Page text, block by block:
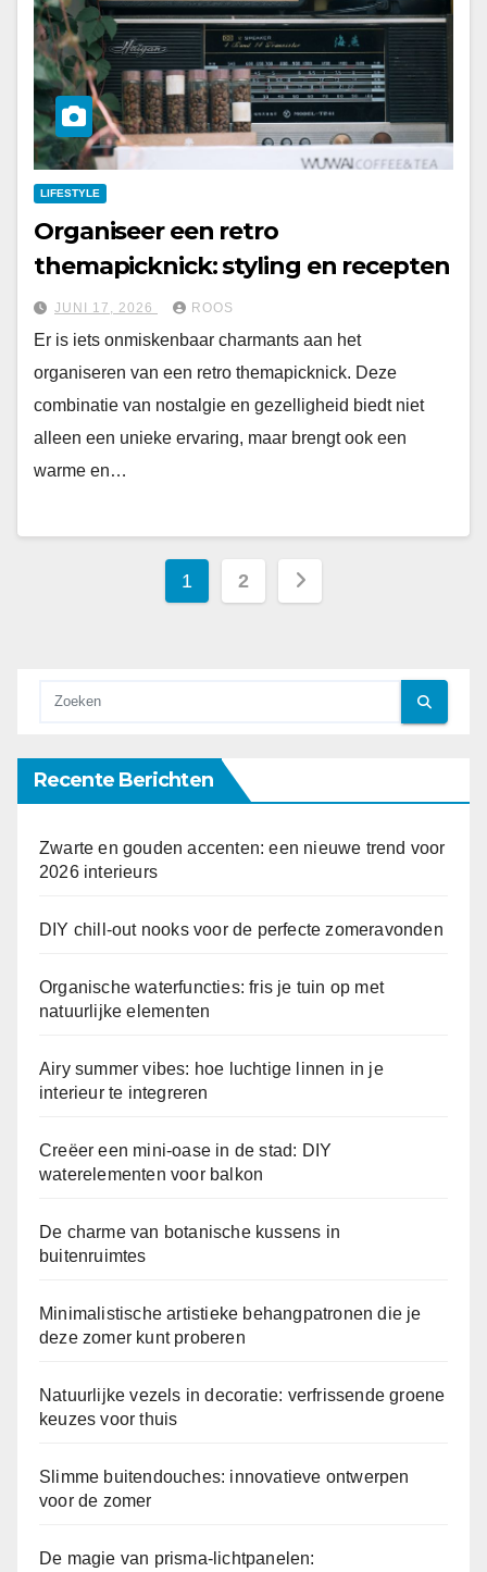
LIFESTYLE
Organiseer een retro
themapicknick: styling en recepten
JUNI 17, 2026 ROOS
Er is iets onmiskenbaar charmants aan het
organiseren van een retro themapicknick. Deze
combinatie van nostalgie en gezelligheid biedt niet
alleen een unieke ervaring, maar brengt ook een
warme en…
Berichten
1 2
Recente Berichten
Zwarte en gouden accenten: een nieuwe trend voor
2026 interieurs
DIY chill-out nooks voor de perfecte zomeravonden
Organische waterfuncties: fris je tuin op met
natuurlijke elementen
Airy summer vibes: hoe luchtige linnen in je
interieur te integreren
Creëer een mini-oase in de stad: DIY
waterelementen voor balkon
De charme van botanische kussens in
buitenruimtes
Minimalistische artistieke behangpatronen die je
deze zomer kunt proberen
Natuurlijke vezels in decoratie: verfrissende groene
keuzes voor thuis
Slimme buitendouches: innovatieve ontwerpen
voor de zomer
De magie van prisma-lichtpanelen: